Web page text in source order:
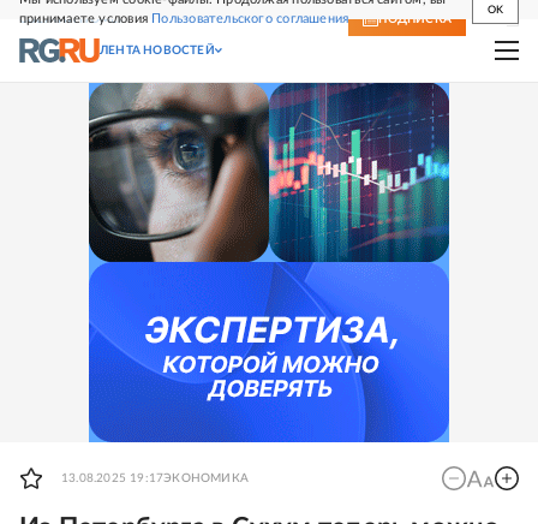
принимаете условия Пользовательского соглашения
OK
СВЕЖИЙ НОМЕР ПОДПИСКА
ЛЕНТА НОВОСТЕЙ
13.08.2025 19:17ЭКОНОМИКА